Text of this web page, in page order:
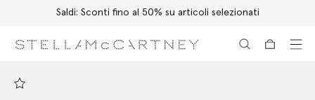
Saldi: Sconti fino al 50% su articoli selezionati